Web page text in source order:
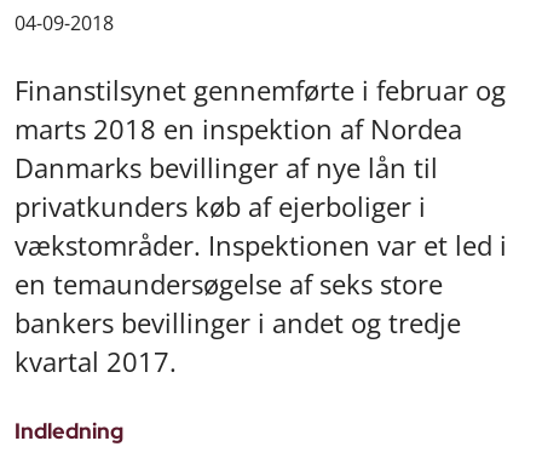
04-09-2018
Finanstilsynet gennemførte i februar og
marts 2018 en inspektion af Nordea
Danmarks bevillinger af nye lån til
privatkunders køb af ejerboliger i
vækstområder. Inspektionen var et led i
en temaundersøgelse af seks store
bankers bevillinger i andet og tredje
kvartal 2017.
Indledning